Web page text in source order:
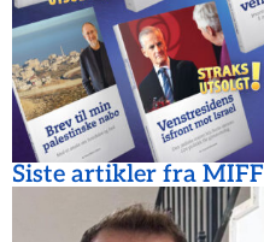
Siste artikler fra MIFF